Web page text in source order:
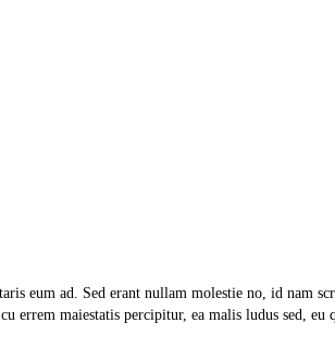
eum ad. Sed erant nullam molestie no, id nam
errem maiestatis percipitur, ea malis ludus sed,